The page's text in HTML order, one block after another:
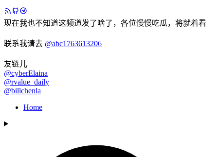
现在我也不知道这频道发了啥了，各位慢慢吃瓜，将就着看
联系我请去 @abc1763613206
友链儿
@cyberElaina
@rvalue_daily
@billchenla
Home